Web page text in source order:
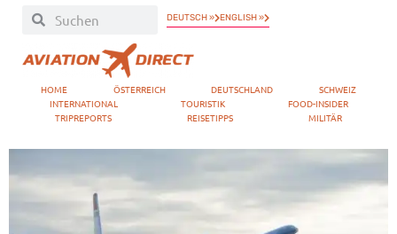
DEUTSCH » ENGLISH »
HOME ÖSTERREICH DEUTSCHLAND
SCHWEIZ
INTERNATIONAL
TOURISTIK
FOOD-INSIDER
TRIPREPORTS
REISETIPPS MILITÄR